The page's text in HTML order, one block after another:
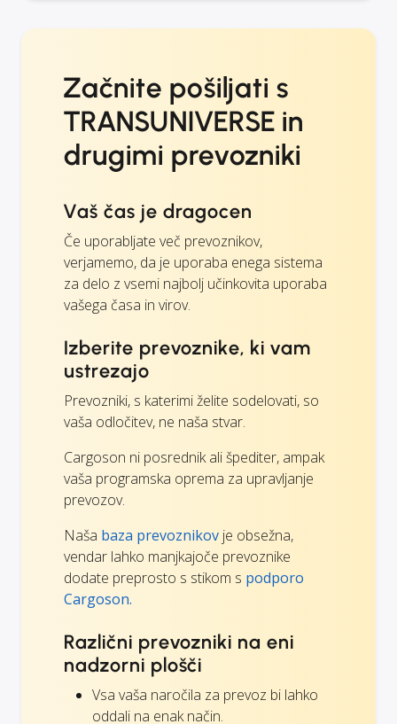
Začnite pošiljati s
TRANSUNIVERSE in
drugimi prevozniki
Vaš čas je dragocen
Če uporabljate več prevoznikov,
verjamemo, da je uporaba enega sistema
za delo z vsemi najbolj učinkovita uporaba
vašega časa in virov.
Izberite prevoznike, ki vam
ustrezajo
Prevozniki, s katerimi želite sodelovati, so
vaša odločitev, ne naša stvar.
Cargoson ni posrednik ali špediter, ampak
vaša programska oprema za upravljanje
prevozov.
Naša baza prevoznikov je obsežna,
vendar lahko manjkajoče prevoznike
dodate preprosto s stikom s podporo
Cargoson.
Različni prevozniki na eni
nadzorni plošči
Vsa vaša naročila za prevoz bi lahko
oddali na enak način.